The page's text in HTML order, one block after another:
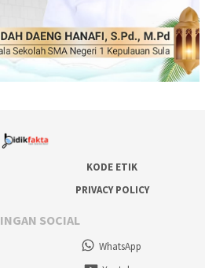
KODE ETIK
PRIVACY POLICY
SOCIAL
WhatsApp